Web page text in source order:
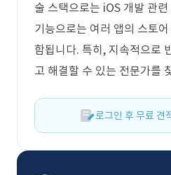
술 스택으로는 iOS 개발 관
기능으로는 여러 앱의 스토
함됩니다. 특히, 지속적으로
고 해결할 수 있는 전문가를
로그인 후 무료 견